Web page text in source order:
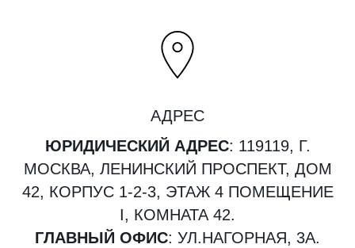
АДРЕС
ЮРИДИЧЕСКИЙ АДРЕС: 119119, Г.
МОСКВА, ЛЕНИНСКИЙ ПРОСПЕКТ, ДОМ
42, КОРПУС 1-2-3, ЭТАЖ 4 ПОМЕЩЕНИЕ
I, КОМНАТА 42.
ГЛАВНЫЙ ОФИС: УЛ.НАГОРНАЯ, 3А.